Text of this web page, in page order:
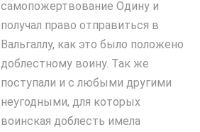
самопожертвование Одину и
получал право отправиться в
Вальгаллу, как это было положено
доблестному воину. Так же
поступали и с любыми другими
неугодными, для которых
воинская доблесть имела